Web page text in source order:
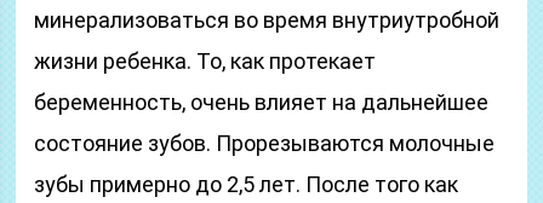
минерализоваться во время внутриутробной
жизни ребенка. То, как протекает
беременность, очень влияет на дальнейшее
состояние зубов. Прорезываются молочные
зубы примерно до 2,5 лет. После того как